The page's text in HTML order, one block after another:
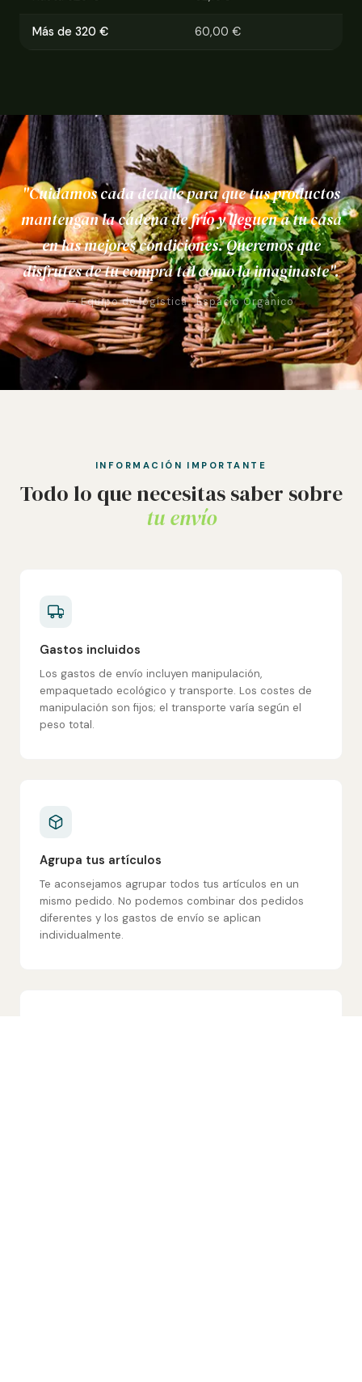
Más de 320 € 60,00 €
"Cuidamos cada detalle para que tus productos
mantengan la cadena de frío y lleguen a tu casa
en las mejores condiciones. Queremos que
disfrutes de tu compra tal como la imaginaste".
— Equipo de logística · Espacio Orgánico
INFORMACIÓN IMPORTANTE
Todo lo que necesitas saber sobre
tu envío
Gastos incluidos
Los gastos de envío incluyen manipulación,
empaquetado ecológico y transporte. Los costes de
manipulación son fijos; el transporte varía según el
peso total.
Agrupa tus artículos
Te aconsejamos agrupar todos tus artículos en un
mismo pedido. No podemos combinar dos pedidos
diferentes y los gastos de envío se aplican
individualmente.